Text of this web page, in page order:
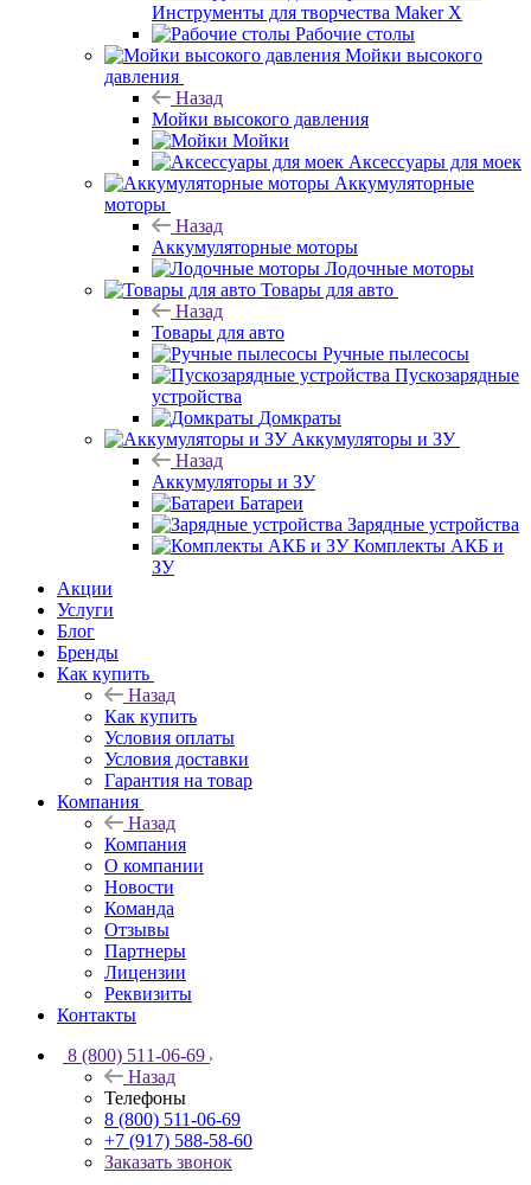
Инструменты для творчества Maker X
Рабочие столы
Мойки высокого
давления
Назад
Мойки высокого давления
Мойки
Аксессуары для моек
Аккумуляторные
моторы
Назад
Аккумуляторные моторы
Лодочные моторы
Товары для авто
Назад
Товары для авто
Ручные пылесосы
Пускозарядные
устройства
Домкраты
Аккумуляторы и ЗУ
Назад
Аккумуляторы и ЗУ
Батареи
Зарядные устройства
Комплекты АКБ и
ЗУ
Акции
Услуги
Блог
Бренды
Как купить
Назад
Как купить
Условия оплаты
Условия доставки
Гарантия на товар
Компания
Назад
Компания
О компании
Новости
Команда
Отзывы
Партнеры
Лицензии
Реквизиты
Контакты
8 (800) 511-06-69
Назад
Телефоны
8 (800) 511-06-69
+7 (917) 588-58-60
Заказать звонок